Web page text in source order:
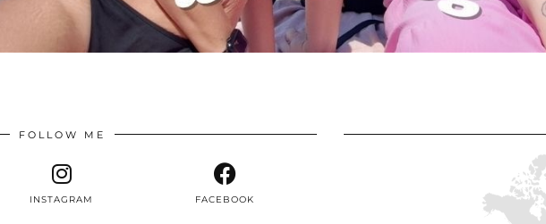
FOLLOW ME
INSTAGRAM FACEBOOK